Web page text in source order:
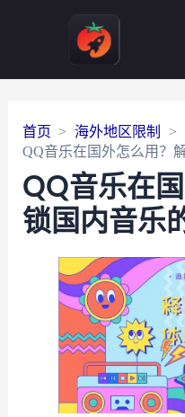
首页
海外地区限制
QQ音乐在国外怎么用？
QQ音乐在
锁国内音乐